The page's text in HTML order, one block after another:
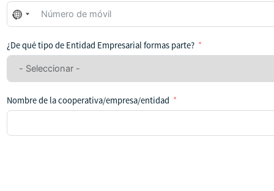
No
se
seleccionado
ningún
¿De qué tipo de Entidad Empresarial formas parte?
Nombre de la cooperativa/empresa/entidad